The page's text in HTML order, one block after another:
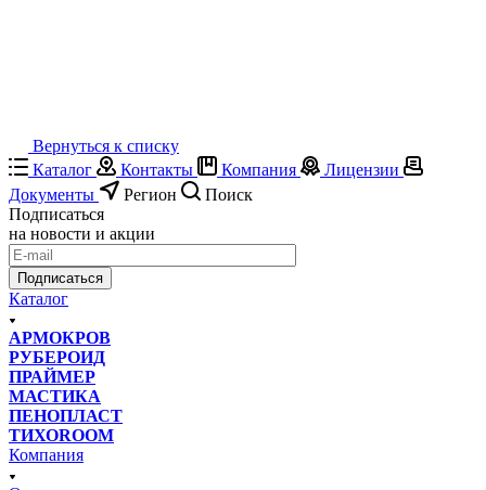
Вернуться к списку
Каталог
Контакты Компания
Лицензии
Документы
Регион
Поиск
Подписаться
на новости и акции
Подписаться
Каталог
АРМОКРОВ
РУБЕРОИД
ПРАЙМЕР
МАСТИКА
ПЕНОПЛАСТ
ТИХОROOM
Компания